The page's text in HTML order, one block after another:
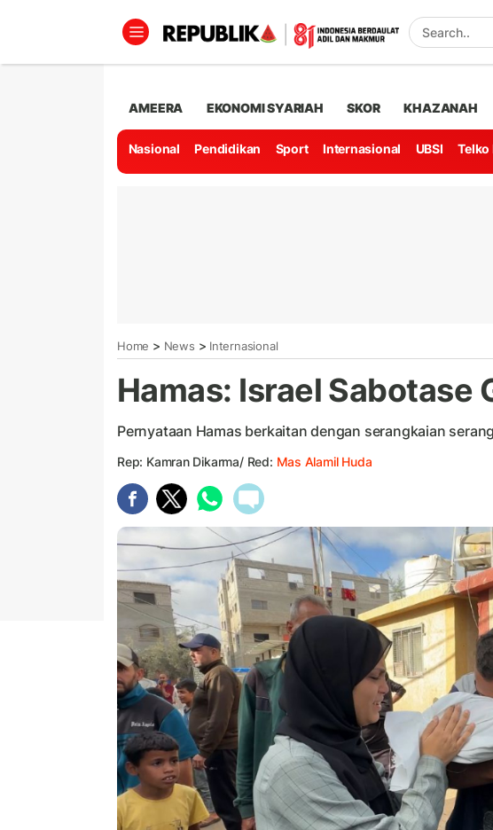
AMEERA EKONOMI SYARIAH SKOR KHAZANAH
Nasional Pendidikan Sport Internasional UBSI
Home > News > Internasional
Hamas: Israel Sabotase
Pernyataan Hamas berkaitan dengan serangkaian
Rep: Kamran Dikarma/ Red: Mas Alamil Huda